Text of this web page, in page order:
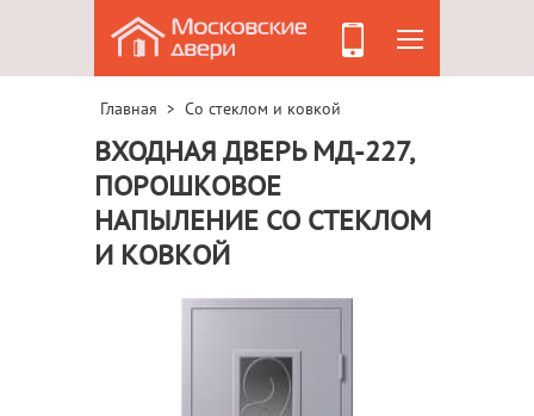
Главная > Со стеклом и ковкой
ВХОДНАЯ ДВЕРЬ МД-227,
ПОРОШКОВОЕ
НАПЫЛЕНИЕ СО СТЕКЛОМ
И КОВКОЙ